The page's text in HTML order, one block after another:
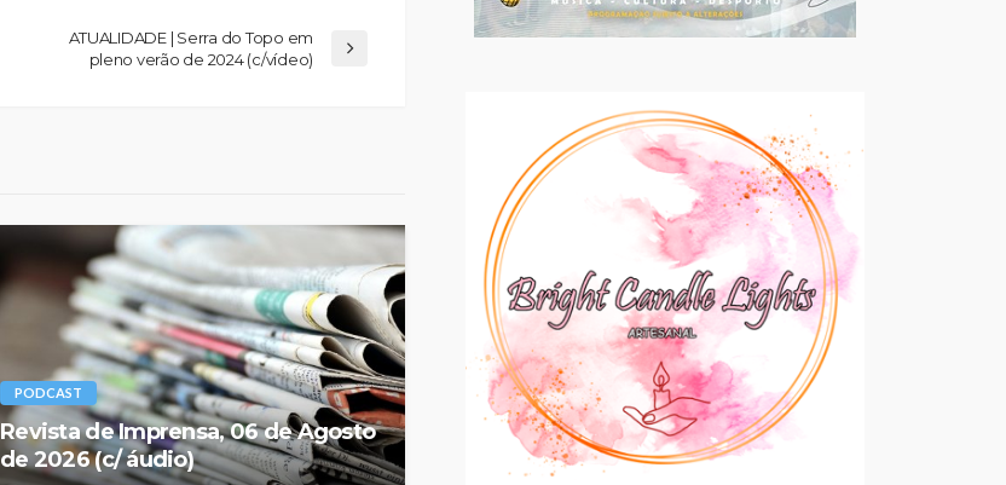
ATUALIDADE | Serra do Topo em
pleno verão de 2024 (c/vídeo)
PODCAST
Revista de Imprensa, 06 de Agosto
de 2026 (c/ áudio)